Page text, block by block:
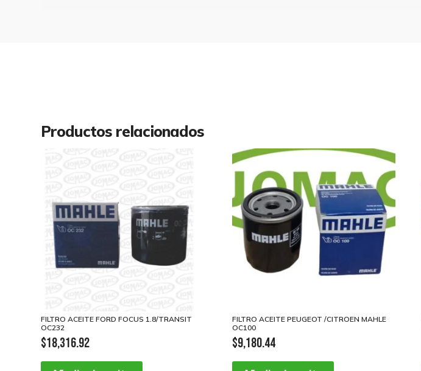
Productos relacionados
FILTRO ACEITE FORD FOCUS 1.8/TRANSIT
OC232
$18,316.92
FILTRO ACEITE PEUGEOT /CITROEN MAHLE
OC100
$9,180.44